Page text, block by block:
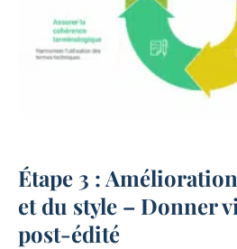
Étape 3 :
et du style – Donner
post-édité